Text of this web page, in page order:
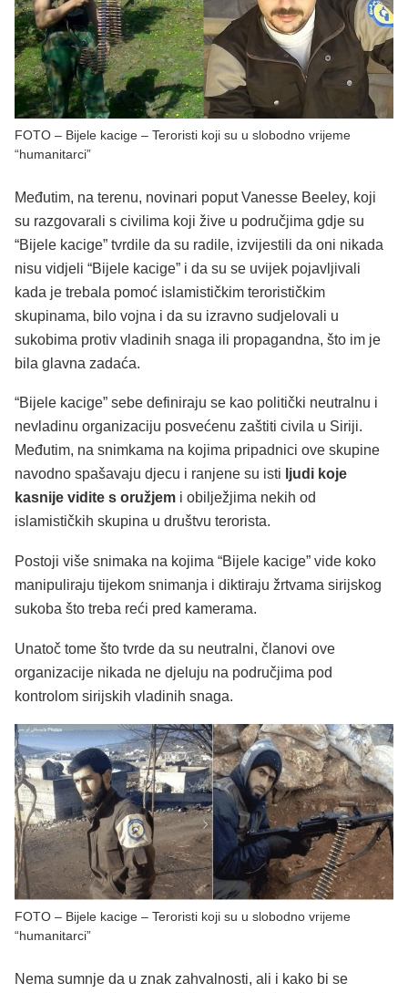
FOTO – Bijele kacige – Teroristi koji su u slobodno vrijeme
“humanitarci”
Međutim, na terenu, novinari poput Vanesse Beeley, koji
su razgovarali s civilima koji žive u područjima gdje su
“Bijele kacige” tvrdile da su radile, izvijestili da oni nikada
nisu vidjeli “Bijele kacige” i da su se uvijek pojavljivali
kada je trebala pomoć islamističkim terorističkim
skupinama, bilo vojna i da su izravno sudjelovali u
sukobima protiv vladinih snaga ili propagandna, što im je
bila glavna zadaća.
“Bijele kacige” sebe definiraju se kao politički neutralnu i
nevladinu organizaciju posvećenu zaštiti civila u Siriji.
Međutim, na snimkama na kojima pripadnici ove skupine
navodno spašavaju djecu i ranjene su isti ljudi koje
kasnije vidite s oružjem i obilježjima nekih od
islamističkih skupina u društvu terorista.
Postoji više snimaka na kojima “Bijele kacige” vide koko
manipuliraju tijekom snimanja i diktiraju žrtvama sirijskog
sukoba što treba reći pred kamerama.
Unatoč tome što tvrde da su neutralni, članovi ove
organizacije nikada ne djeluju na područjima pod
kontrolom sirijskih vladinih snaga.
FOTO – Bijele kacige – Teroristi koji su u slobodno vrijeme
“humanitarci”
Nema sumnje da u znak zahvalnosti, ali i kako bi se